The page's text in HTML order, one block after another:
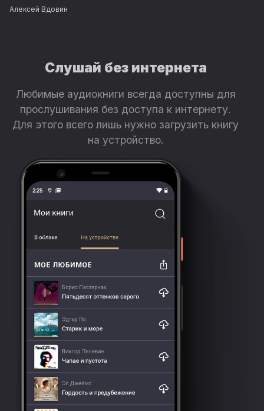
Алексей Вдовин
Слушай без интернета
Любимые аудиокниги всегда доступны для
прослушивания без доступа к интернету.
Для этого всего лишь нужно загрузить книгу
на устройство.